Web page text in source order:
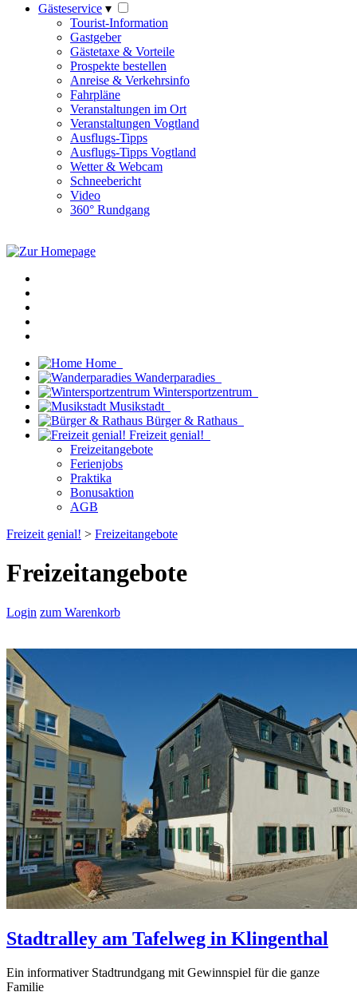
Gästeservice ▾
Tourist-Information
Gastgeber
Gästetaxe & Vorteile
Prospekte bestellen
Anreise & Verkehrsinfo
Fahrpläne
Veranstaltungen im Ort
Veranstaltungen Vogtland
Ausflugs-Tipps
Ausflugs-Tipps Vogtland
Wetter & Webcam
Schneebericht
Video
360° Rundgang
Home
Wanderparadies
Wintersportzentrum
Musikstadt
Bürger & Rathaus
Freizeit genial!
Freizeitangebote
Ferienjobs
Praktika
Bonusaktion
AGB
Freizeit genial! > Freizeitangebote
Freizeitangebote
Login zum Warenkorb
Stadtralley am Tafelweg in Klingenthal
Ein informativer Stadtrundgang mit Gewinnspiel für die ganze
Familie